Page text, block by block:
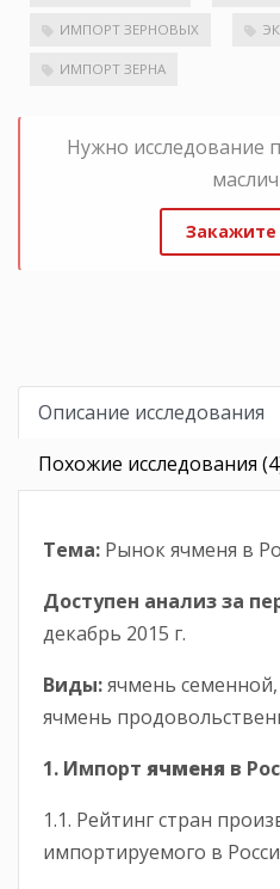
ИМПОРТ ЗЕРНОВЫХ
ИМПОРТ ЗЕРНА
Нужно исследование
Закажите
Описание исследования
Похожие исследования
Тема: Рынок ячменя в
Доступен анализ за
декабрь 2015 г.
Виды:ячмень
ячмень
1. Импорт ячменя в
1.1. Рейтинг стран
импортируемого в